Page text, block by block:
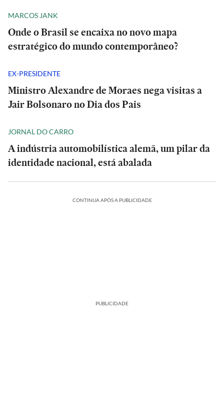
MARCOS JANK
Onde o Brasil se encaixa no novo mapa
estratégico do mundo contemporâneo?
EX-PRESIDENTE
Ministro Alexandre de Moraes nega visitas a
Jair Bolsonaro no Dia dos Pais
JORNAL DO CARRO
A indústria automobilística alemã, um pilar da
identidade nacional, está abalada
CONTINUA APÓS A PUBLICIDADE
PUBLICIDADE